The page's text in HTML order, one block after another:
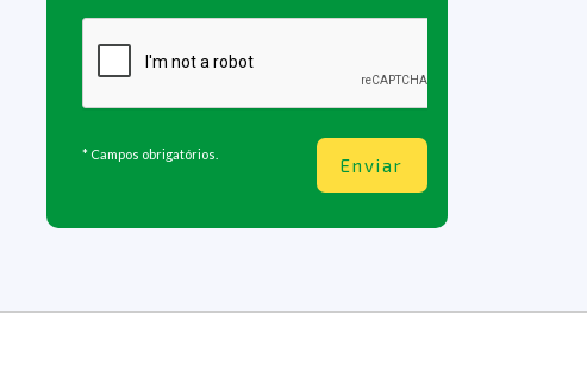
* Campos obrigatórios.
Enviar